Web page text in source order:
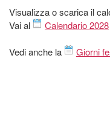
Visualizza o scarica il
Vai al
Calendario 2028
Vedi anche la Giorni